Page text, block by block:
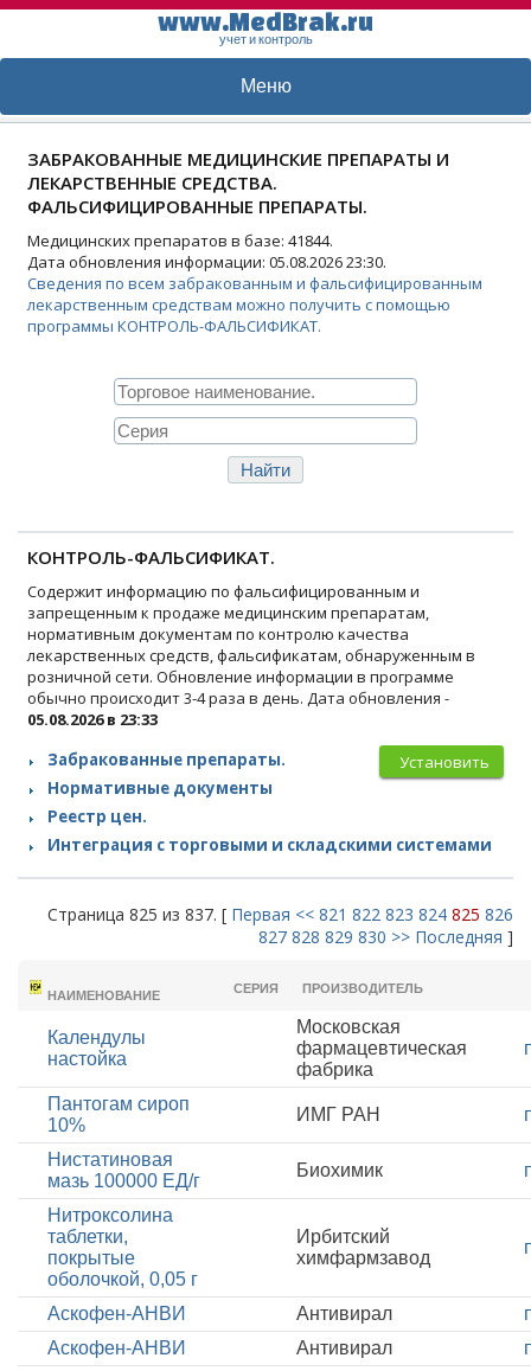
www.MedBrak.ru
учет и контроль
Меню
ЗАБРАКОВАННЫЕ МЕДИЦИНСКИЕ ПРЕПАРАТЫ И
ЛЕКАРСТВЕННЫЕ СРЕДСТВА.
ФАЛЬСИФИЦИРОВАННЫЕ ПРЕПАРАТЫ.
Медицинских препаратов в базе: 41844.
Дата обновления информации: 05.08.2026 23:30.
Сведения по всем забракованным и фальсифицированным
лекарственным средствам можно получить с помощью
программы КОНТРОЛЬ-ФАЛЬСИФИКАТ.
КОНТРОЛЬ-ФАЛЬСИФИКАТ.
Содержит информацию по фальсифицированным и
запрещенным к продаже медицинским препаратам,
нормативным документам по контролю качества
лекарственных средств, фальсификатам, обнаруженным в
розничной сети. Обновление информации в программе
обычно происходит 3-4 раза в день. Дата обновления -
05.08.2026 в 23:33
Установить
Забракованные препараты.
Нормативные документы
Реестр цен.
Интеграция с торговыми и складскими системами
Страница 825 из 837. [ Первая << 821 822 823 824 825 826
827 828 829 830 >> Последняя ]
НАИМЕНОВАНИЕ
СЕРИЯ ПРОИЗВОДИТЕЛЬ
Календулы
настойка
Московская
фармацевтическая
фабрика
Пантогам сироп
10%
ИМГ РАН
Нистатиновая
мазь 100000 ЕД/г
Биохимик
Нитроксолина
таблетки,
покрытые
оболочкой, 0,05 г
Ирбитский
химфармзавод
Аскофен-АНВИ Антивирал
Аскофен-АНВИ
Антивирал